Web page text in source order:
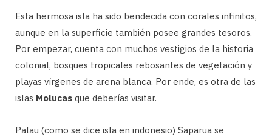
Esta hermosa isla ha sido bendecida con corales infinitos,
aunque en la superficie también posee grandes tesoros.
Por empezar, cuenta con muchos vestigios de la historia
colonial, bosques tropicales rebosantes de vegetación y
playas vírgenes de arena blanca. Por ende, es otra de las
islas Molucas que deberías visitar.
Palau (como se dice isla en indonesio) Saparua se